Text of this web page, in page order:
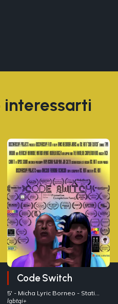
interessarti
Code Switch
5' - Micha Lyric Borneo
Uniti
lgbtqi+